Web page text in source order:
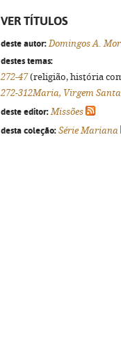
VER TÍTULOS
deste autor: Domingos A.
destes temas:
272-47(religião, história
272-312Maria, Virgem Santa
deste editor: Missões
desta coleção: Série Mariana